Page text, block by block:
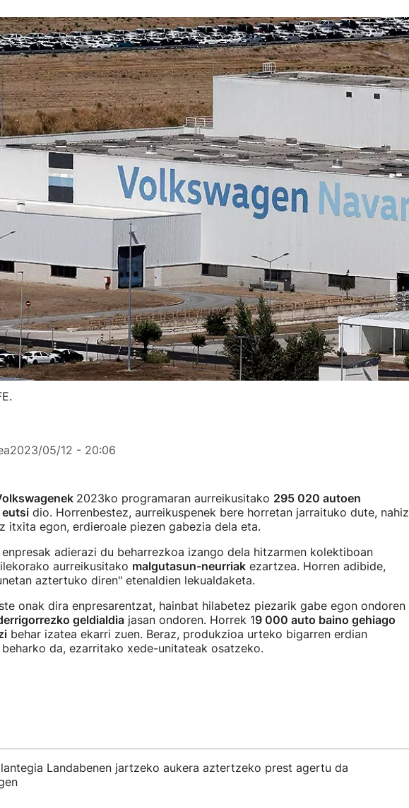
2023/05/12 - 20:06
2023ko programaran aurreikusitako 295 020 autoen
dio. Horrenbestez, aurreikuspenek bere horretan jarraituko dute, nahiz
itxita egon, erdieroale piezen gabezia dela eta.
adierazi du beharrezkoa izango dela hitzarmen kolektiboan
aurreikusitako malgutasun-neurriakezartzea. Horren adibide,
aztertuko diren" etenaldien lekualdaketa.
onak dira enpresarentzat, hainbat hilabetez piezarik gabe egon ondoren
geldialdiajasan ondoren. Horrek 19 000 auto baino gehiago
behar izatea ekarri zuen. Beraz, produkzioa urteko bigarren erdian
da, ezarritako xede-unitateak osatzeko.
Landabenen jartzeko aukera aztertzeko prest agertu da